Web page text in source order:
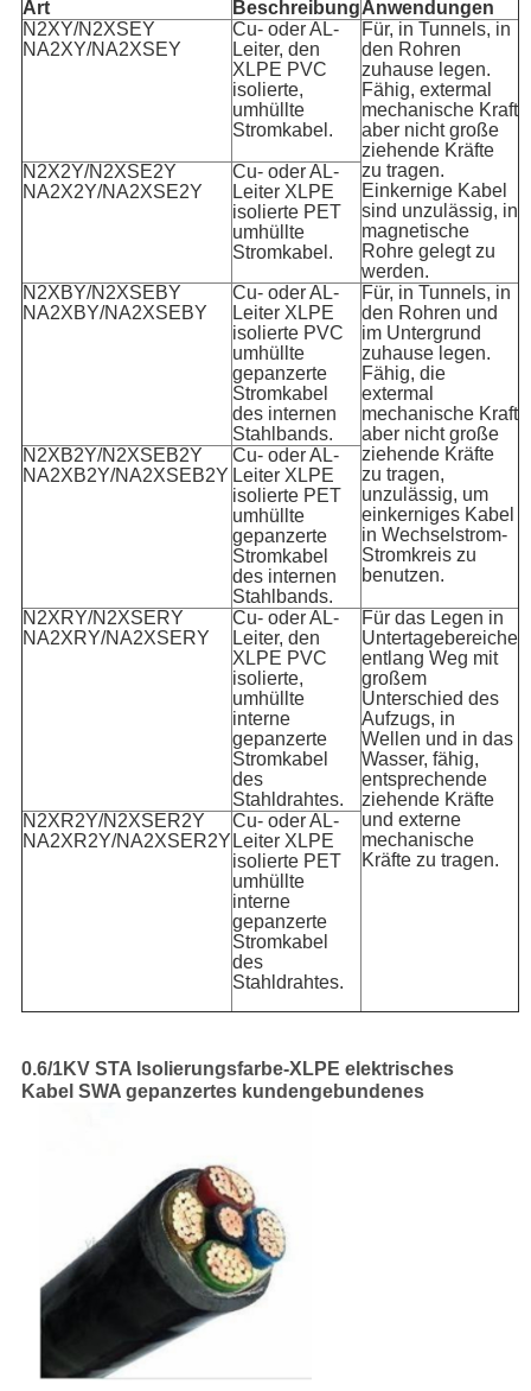
Art BeschreibungAnwendungen
N2XY/N2XSEY
NA2XY/NA2XSEY
Cu- oder AL-
Leiter, den
XLPE PVC
isolierte,
umhüllte
Stromkabel.
Für, in Tunnels, in
den Rohren
zuhause legen.
Fähig, extermal
mechanische Kraft
aber nicht große
ziehende Kräfte
zu tragen.
Einkernige Kabel
sind unzulässig, in
magnetische
Rohre gelegt zu
werden.
N2X2Y/N2XSE2Y
NA2X2Y/NA2XSE2Y
Cu- oder AL-
Leiter XLPE
isolierte PET
umhüllte
Stromkabel.
N2XBY/N2XSEBY
NA2XBY/NA2XSEBY
Cu- oder AL-
Leiter XLPE
isolierte PVC
umhüllte
gepanzerte
Stromkabel
des internen
Stahlbands.
Für, in Tunnels, in
den Rohren und
im Untergrund
zuhause legen.
Fähig, die
extermal
mechanische Kraft
aber nicht große
ziehende Kräfte
zu tragen,
unzulässig, um
einkerniges Kabel
in Wechselstrom-
Stromkreis zu
benutzen.
N2XB2Y/N2XSEB2Y
NA2XB2Y/NA2XSEB2Y
Cu- oder AL-
Leiter XLPE
isolierte PET
umhüllte
gepanzerte
Stromkabel
des internen
Stahlbands.
N2XRY/N2XSERY
NA2XRY/NA2XSERY
Cu- oder AL-
Leiter, den
XLPE PVC
isolierte,
umhüllte
interne
gepanzerte
Stromkabel
des
Stahldrahtes.
Für das Legen in
Untertagebereiche
entlang Weg mit
großem
Unterschied des
Aufzugs, in
Wellen und in das
Wasser, fähig,
entsprechende
ziehende Kräfte
und externe
mechanische
Kräfte zu tragen.
N2XR2Y/N2XSER2Y
NA2XR2Y/NA2XSER2Y
Cu- oder AL-
Leiter XLPE
isolierte PET
umhüllte
interne
gepanzerte
Stromkabel
des
Stahldrahtes.
0.6/1KV STA Isolierungsfarbe-XLPE elektrisches
Kabel SWA gepanzertes kundengebundenes